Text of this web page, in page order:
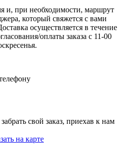
и, при необходимости, маршрут
который свяжется с вами
осуществляется в течение
оплаты заказа с 11-00
свой заказ, приехав к нам
на карте